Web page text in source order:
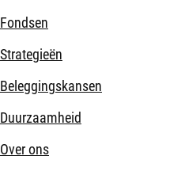
Fondsen
Strategieën
Beleggingskansen
Duurzaamheid
Over ons